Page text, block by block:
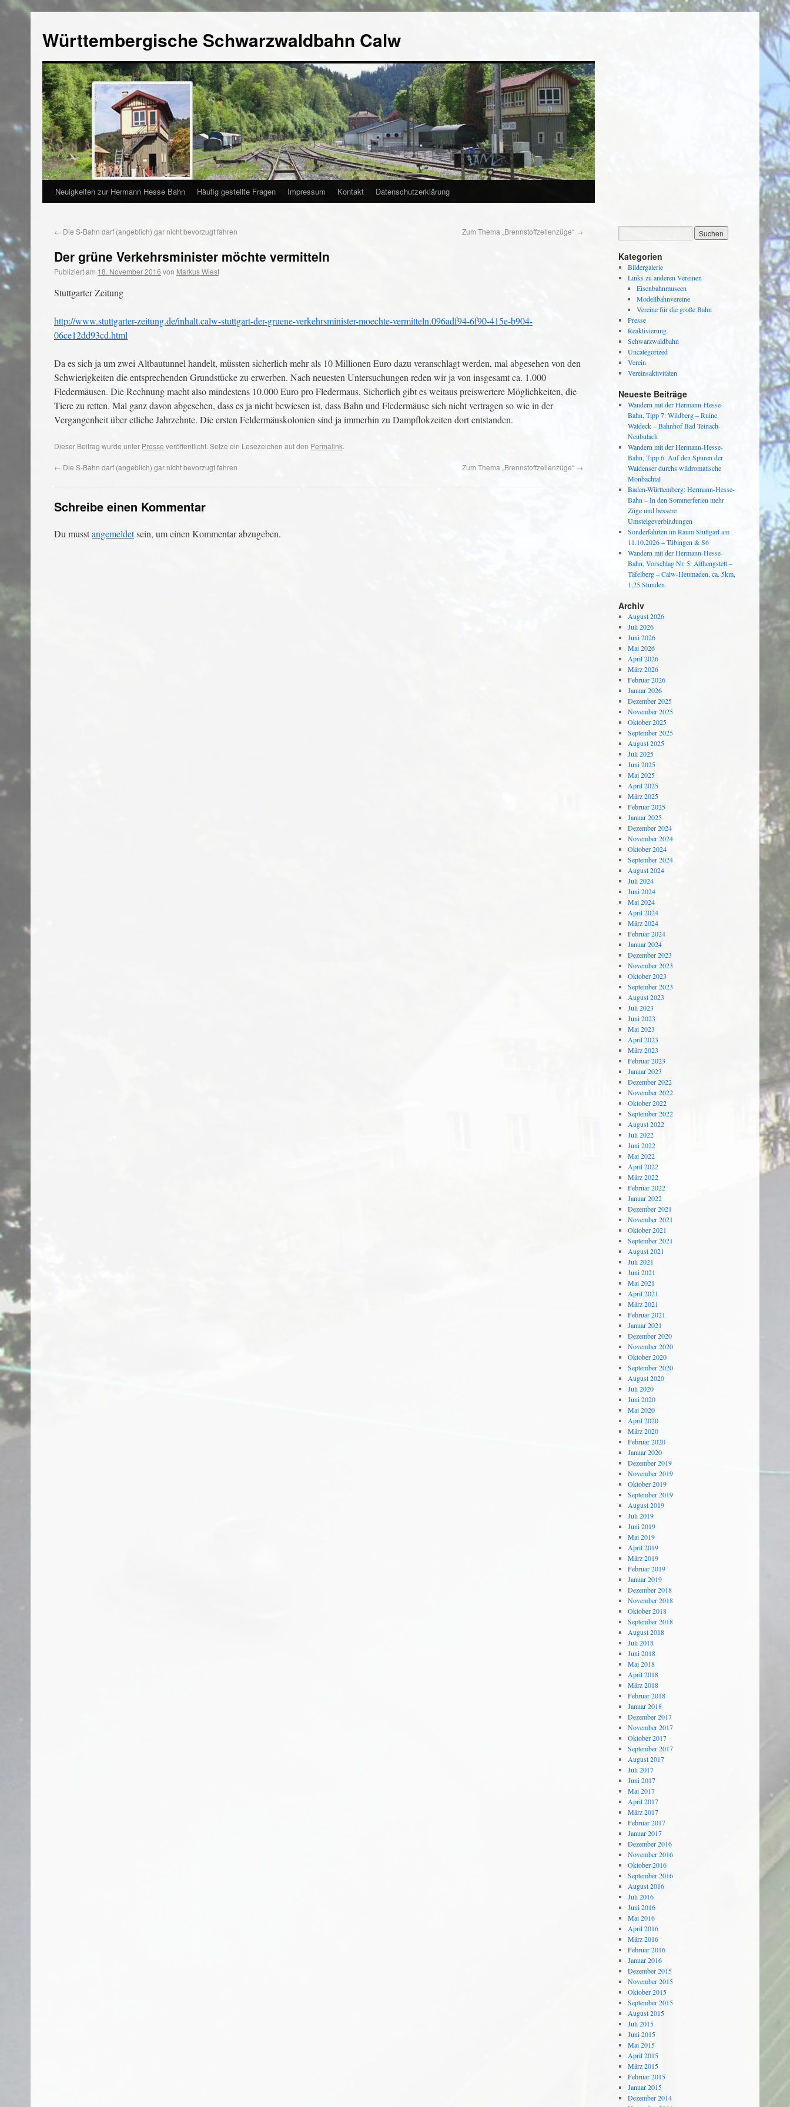
Württembergische Schwarzwaldbahn Calw
Neuigkeiten zur Hermann Hesse Bahn Häufig gestellte Fragen Impressum Kontakt Datenschutzerklärung
← Die S-Bahn darf (angeblich) gar nicht bevorzugt fahren Zum Thema „Brennstoffzellenzüge“ →
Der grüne Verkehrsminister möchte vermitteln
Publiziert am 18. November 2016 von Markus Wiest
Stuttgarter Zeitung
http://www.stuttgarter-zeitung.de/inhalt.calw-stuttgart-der-gruene-verkehrsminister-moechte-vermitteln.096adf94-6f90-415e-b904-
06ce12dd93cd.html
Da es sich ja um zwei Altbautunnel handelt, müssten sicherlich mehr als 10 Millionen Euro dazu veranschlagt werden, mal abgesehen von den
Schwierigkeiten die entsprechenden Grundstücke zu erwerben. Nach neuesten Untersuchungen reden wir ja von insgesamt ca. 1.000
Fledermäusen. Die Rechnung macht also mindestens 10.000 Euro pro Fledermaus. Sicherlich gibt es weitaus preiswertere Möglichkeiten, die
Tiere zu retten. Mal ganz davon abgesehen, dass es ja nicht bewiesen ist, dass Bahn und Fledermäuse sich nicht vertragen so wie in der
Vergangenheit über etliche Jahrzehnte. Die ersten Feldermäuskolonien sind ja immerhin zu Dampflokzeiten dort entstanden.
Dieser Beitrag wurde unter Presse veröffentlicht. Setze ein Lesezeichen auf den Permalink.
← Die S-Bahn darf (angeblich) gar nicht bevorzugt fahren Zum Thema „Brennstoffzellenzüge“ →
Schreibe einen Kommentar
Du musstangemeldetsein, um einen Kommentar abzugeben.
Kategorien
Bildergalerie
Links zu anderen Vereinen
Eisenbahnmuseen
Modellbahnvereine
Vereine für die große Bahn
Presse
Reaktivierung
Schwarzwaldbahn
Uncategorized
Verein
Vereinsaktivitäten
Neueste Beiträge
Wandern mit der Hermann-Hesse-
Bahn, Tipp 7: Wildberg – Ruine
Waldeck – Bahnhof Bad Teinach-
Neubulach
Wandern mit der Hermann-Hesse-
Bahn, Tipp 6. Auf den Spuren der
Waldenser durchs wildromatische
Monbachtal
Baden-Württemberg: Hermann-Hesse-
Bahn – In den Sommerferien mehr
Züge und bessere
Umsteigeverbindungen
Sonderfahrten im Raum Stuttgart am
11.10.2026 – Tübingen & S6
Wandern mit der Hermann-Hesse-
Bahn, Vorschlag Nr. 5: Althengstett –
Täfelberg – Calw-Heumaden, ca. 5km,
1,25 Stunden
Archiv
August 2026
Juli 2026
Juni 2026
Mai 2026
April 2026
März 2026
Februar 2026
Januar 2026
Dezember 2025
November 2025
Oktober 2025
September 2025
August 2025
Juli 2025
Juni 2025
Mai 2025
April 2025
März 2025
Februar 2025
Januar 2025
Dezember 2024
November 2024
Oktober 2024
September 2024
August 2024
Juli 2024
Juni 2024
Mai 2024
April 2024
März 2024
Februar 2024
Januar 2024
Dezember 2023
November 2023
Oktober 2023
September 2023
August 2023
Juli 2023
Juni 2023
Mai 2023
April 2023
März 2023
Februar 2023
Januar 2023
Dezember 2022
November 2022
Oktober 2022
September 2022
August 2022
Juli 2022
Juni 2022
Mai 2022
April 2022
März 2022
Februar 2022
Januar 2022
Dezember 2021
November 2021
Oktober 2021
September 2021
August 2021
Juli 2021
Juni 2021
Mai 2021
April 2021
März 2021
Februar 2021
Januar 2021
Dezember 2020
November 2020
Oktober 2020
September 2020
August 2020
Juli 2020
Juni 2020
Mai 2020
April 2020
März 2020
Februar 2020
Januar 2020
Dezember 2019
November 2019
Oktober 2019
September 2019
August 2019
Juli 2019
Juni 2019
Mai 2019
April 2019
März 2019
Februar 2019
Januar 2019
Dezember 2018
November 2018
Oktober 2018
September 2018
August 2018
Juli 2018
Juni 2018
Mai 2018
April 2018
März 2018
Februar 2018
Januar 2018
Dezember 2017
November 2017
Oktober 2017
September 2017
August 2017
Juli 2017
Juni 2017
Mai 2017
April 2017
März 2017
Februar 2017
Januar 2017
Dezember 2016
November 2016
Oktober 2016
September 2016
August 2016
Juli 2016
Juni 2016
Mai 2016
April 2016
März 2016
Februar 2016
Januar 2016
Dezember 2015
November 2015
Oktober 2015
September 2015
August 2015
Juli 2015
Juni 2015
Mai 2015
April 2015
März 2015
Februar 2015
Januar 2015
Dezember 2014